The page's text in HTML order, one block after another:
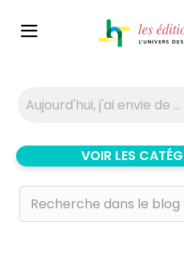
VOIR LES